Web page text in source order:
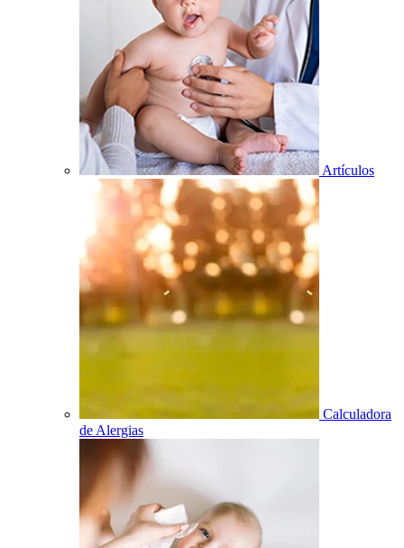
Artículos
Calculadora
de Alergias